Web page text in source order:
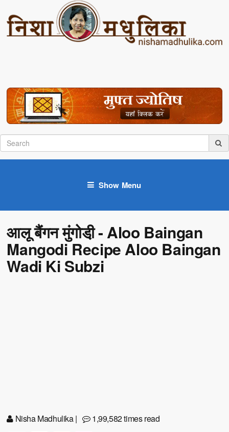
Show Menu
आलू बैंगन मुंगोडी़ - Aloo Baingan
Mangodi Recipe Aloo Baingan
Wadi Ki Subzi
Nisha Madhulika| 1,99,582 times read